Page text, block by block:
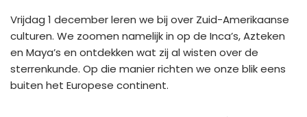
Vrijdag 1 december leren we bij over Zuid-Amerikaanse
culturen. We zoomen namelijk in op de Inca’s, Azteken
en Maya’s en ontdekken wat zij al wisten over de
sterrenkunde. Op die manier richten we onze blik eens
buiten het Europese continent.